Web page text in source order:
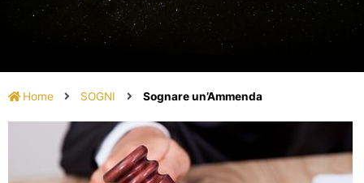
Home SOGNI Sognare un’Ammenda